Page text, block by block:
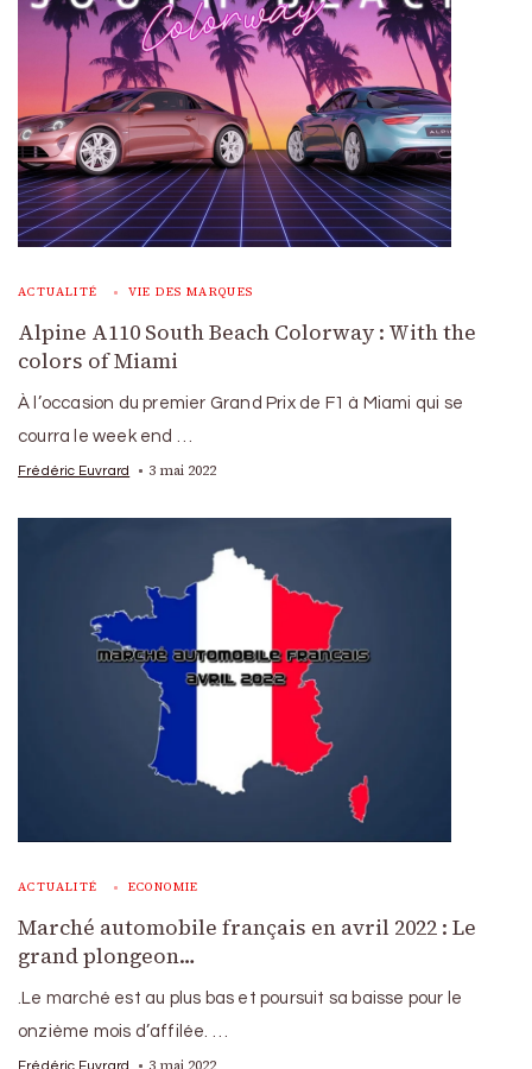
ACTUALITÉ VIE DES MARQUES
Alpine A110 South Beach Colorway : With the
colors of Miami
À l’occasion du premier Grand Prix de F1 à Miami qui se
courra le week end …
Frédéric Euvrard 3 mai 2022
ACTUALITÉ ECONOMIE
Marché automobile français en avril 2022 : Le
grand plongeon…
.Le marché est au plus bas et poursuit sa baisse pour le
onzième mois d’affilée. …
Frédéric Euvrard 3 mai 2022